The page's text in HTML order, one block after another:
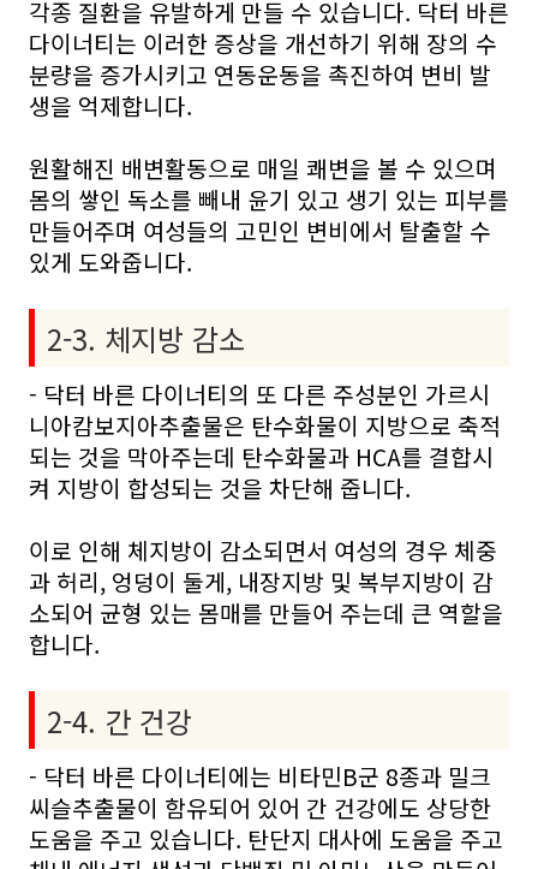
각종 질환을 유발하게 만들 수 있습니다. 닥터 바른
다이너티는 이러한 증상을 개선하기 위해 장의 수
분량을 증가시키고 연동운동을 촉진하여 변비 발
생을 억제합니다.
원활해진 배변활동으로 매일 쾌변을 볼 수 있으며
몸의 쌓인 독소를 빼내 윤기 있고 생기 있는 피부를
만들어주며 여성들의 고민인 변비에서 탈출할 수
있게 도와줍니다.
2-3. 체지방 감소
- 닥터 바른 다이너티의 또 다른 주성분인 가르시
니아캄보지아추출물은 탄수화물이 지방으로 축적
되는 것을 막아주는데 탄수화물과 HCA를 결합시
켜 지방이 합성되는 것을 차단해 줍니다.
이로 인해 체지방이 감소되면서 여성의 경우 체중
과 허리, 엉덩이 둘게, 내장지방 및 복부지방이 감
소되어 균형 있는 몸매를 만들어 주는데 큰 역할을
합니다.
2-4. 간 건강
- 닥터 바른 다이너티에는 비타민B군 8종과 밀크
씨슬추출물이 함유되어 있어 간 건강에도 상당한
도움을 주고 있습니다. 탄단지 대사에 도움을 주고